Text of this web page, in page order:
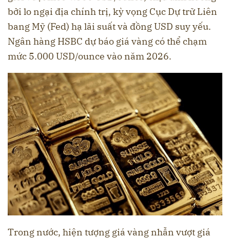
bởi lo ngại địa chính trị, kỳ vọng Cục Dự trữ Liên
bang Mỹ (Fed) hạ lãi suất và đồng USD suy yếu.
Ngân hàng HSBC dự báo giá vàng có thể chạm
mức 5.000 USD/ounce vào năm 2026.
Trong nước, hiện tượng giá vàng nhẫn vượt giá